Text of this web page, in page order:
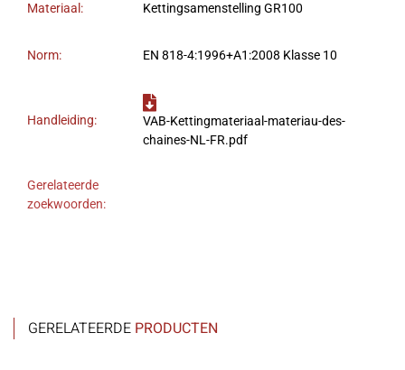
Materiaal: Kettingsamenstelling GR100
Norm: EN 818-4:1996+A1:2008 Klasse 10
Handleiding:
VAB-Kettingmateriaal-materiau-des-
chaines-NL-FR.pdf
Gerelateerde
zoekwoorden:
GERELATEERDE PRODUCTEN